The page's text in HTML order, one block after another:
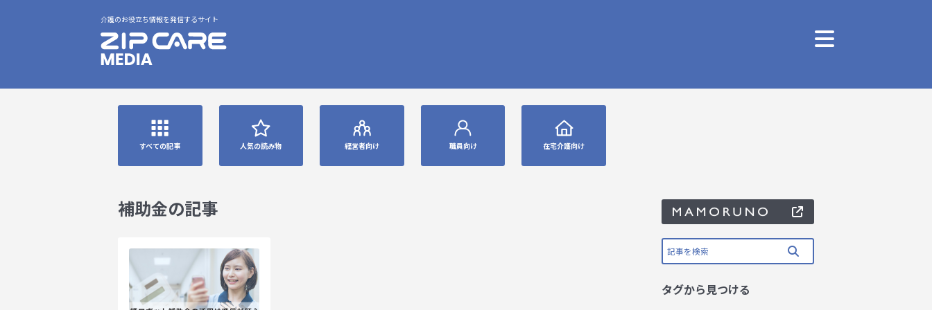
介護のお役立ち情報を発信するサイト
すべての記事 人気の読み物 経営者向け 職員向け 在宅介護向け
補助金の記事
タグから見つける